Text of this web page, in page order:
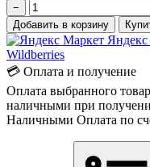
−
Добавить в корзину
Wildberries
💳 Оплата и получение
Оплата выбранного
наличными при
Наличными Оплата по